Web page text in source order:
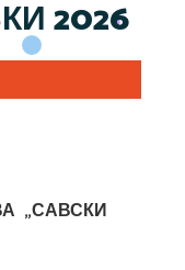
2026
„САВСКИ